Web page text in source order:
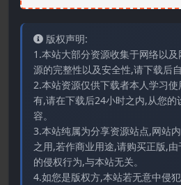
版权声明:
1.本站大部分资源收集于网络以
源的完整性以及安全性,请下载后自
2.本站资源仅供下载者本人学习
有,请在下载后24小时之内,从您的
容。
3.本站纯属为分享资源站点,网站
之用,若作商业用途,请购买正版,
的侵权行为,与本站无关。
4.如您是版权方,本站若无意中侵